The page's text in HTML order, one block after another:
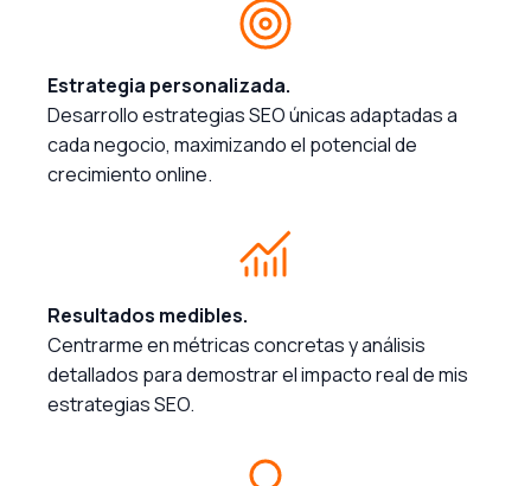
Estrategia personalizada.
Desarrollo estrategias SEO únicas adaptadas a
cada negocio, maximizando el potencial de
crecimiento online.
Resultados medibles.
Centrarme en métricas concretas y análisis
detallados para demostrar el impacto real de mis
estrategias SEO.